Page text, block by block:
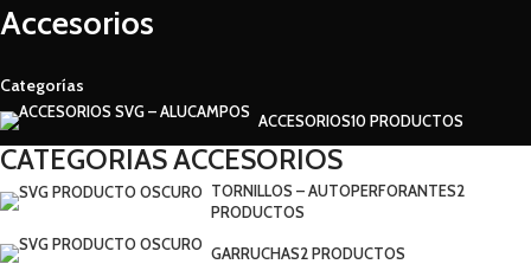
Accesorios
Categorías
ACCESORIOS10 PRODUCTOS
CATEGORIAS ACCESORIOS
TORNILLOS – AUTOPERFORANTES2
PRODUCTOS
GARRUCHAS2 PRODUCTOS